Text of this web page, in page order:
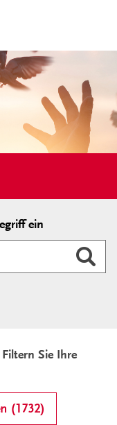
ein
Sie Ihre
(1732)